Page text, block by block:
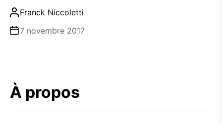
Franck Niccoletti
7 novembre 2017
À propos